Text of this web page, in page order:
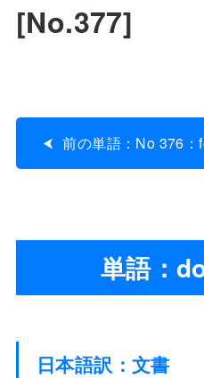
[No.377]
前の単語：No 376：
単語：
日本語訳：文書